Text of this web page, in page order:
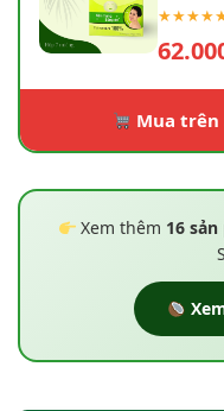
Mua trên
Xem thêm 16